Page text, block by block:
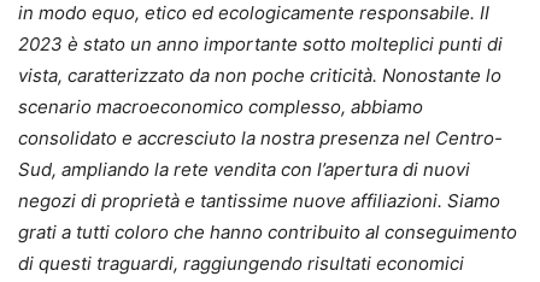
in modo equo, etico ed ecologicamente responsabile. II
2023 è stato un anno importante sotto molteplici punti di
vista, caratterizzato da non poche criticità. Nonostante lo
scenario macroeconomico complesso, abbiamo
consolidato e accresciuto la nostra presenza nel Centro-
Sud, ampliando la rete vendita con l’apertura di nuovi
negozi di proprietà e tantissime nuove affiliazioni. Siamo
grati a tutti coloro che hanno contribuito al conseguimento
di questi traguardi, raggiungendo risultati economici